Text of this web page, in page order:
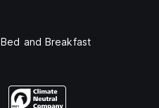
Bed and Breakfast